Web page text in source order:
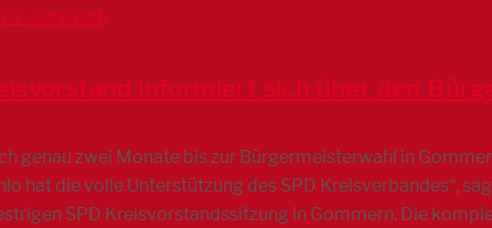
Gerwisch
informiert sich über den
genau zwei Monate bis zur Bürgermeisterwahl in
hat die volle Unterstützung des SPD Kreisverbandes“,
SPD Kreisvorstandssitzung in Gommern. Die